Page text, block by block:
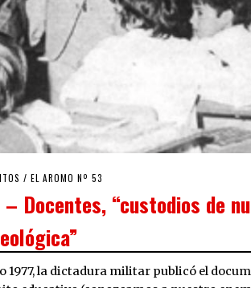
/ EL AROMO Nº 53
– Docentes, “custodios de
1977, la dictadura militar publicó el